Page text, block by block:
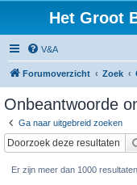
Het Groot
V&A
Forumoverzicht Zoek
Onbeantwoorde
Ga naar uitgebreid zoeken
Er zijn meer dan 1000